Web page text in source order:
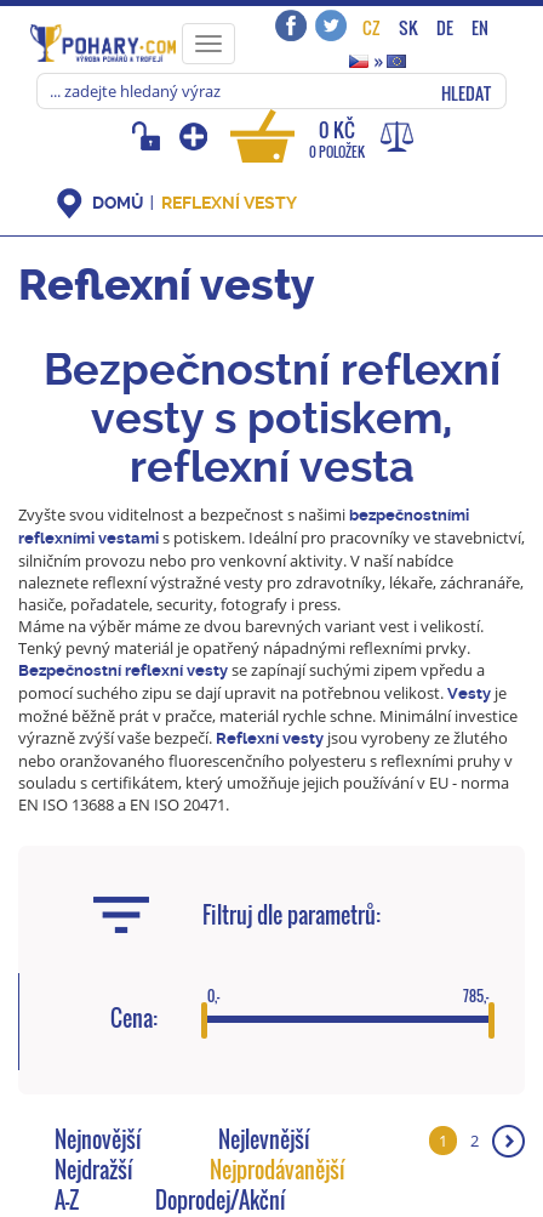
Toggle
navigation
CZ SK DE
EN
»
HLEDAT
0 KČ
0 POLOŽEK
DOMŮ REFLEXNÍ VESTY
Reflexní vesty
Bezpečnostní reflexní
vesty s potiskem,
reflexní vesta
Zvyšte svou viditelnost a bezpečnost s našimi bezpečnostními
reflexními vestami s potiskem. Ideální pro pracovníky ve stavebnictví,
silničním provozu nebo pro venkovní aktivity. V naší nabídce
naleznete reflexní výstražné vesty pro zdravotníky, lékaře, záchranáře,
hasiče, pořadatele, security, fotografy i press.
Máme na výběr máme ze dvou barevných variant vest i velikostí.
Tenký pevný materiál je opatřený nápadnými reflexními prvky.
Bezpečnostní reflexní vesty se zapínají suchými zipem vpředu a
pomocí suchého zipu se dají upravit na potřebnou velikost. Vesty je
možné běžně prát v pračce, materiál rychle schne. Minimální investice
výrazně zvýší vaše bezpečí. Reflexní vesty jsou vyrobeny ze žlutého
nebo oranžovaného fluorescenčního polyesteru s reflexními pruhy v
souladu s certifikátem, který umožňuje jejich používání v EU - norma
EN ISO 13688 a EN ISO 20471.
Filtruj dle parametrů:
Cena:
0,- 785,-
1 2 ❯
Nejnovější
Nejlevnější
Nejdražší
Nejprodávanější
A-Z
Doprodej/Akční